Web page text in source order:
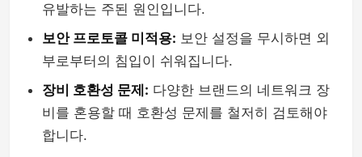
유발하는 주된 원인입니다.
보안 프로토콜 미적용: 보안 설정을 무시하면 외
부로부터의 침입이 쉬워집니다.
장비 호환성 문제: 다양한 브랜드의 네트워크 장
비를 혼용할 때 호환성 문제를 철저히 검토해야
합니다.